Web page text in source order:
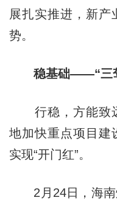
展扎实推进，新产
势。
稳基础——“三
行稳，方能致远
地加快重点项目建
实现“开门红”。
2月24日，海南